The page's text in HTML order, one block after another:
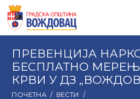
ПРЕВЕНЦИЈА
БЕСПЛАТНО
КРВИ У ДЗ
ПОЧЕТНА / ВЕСТИ
/